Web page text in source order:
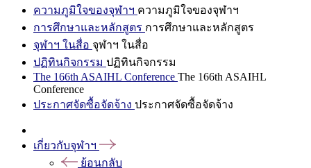
ความภูมิใจของจุฬาฯ ความภูมิใจของจุฬาฯ
การศึกษาและหลักสูตร การศึกษาและหลักสูตร
จุฬาฯ ในสื่อ จุฬาฯ ในสื่อ
ปฏิทินกิจกรรม ปฏิทินกิจกรรม
The 166th ASAIHL Conference The 166th ASAIHL
Conference
ประกาศจัดซื้อจัดจ้าง ประกาศจัดซื้อจัดจ้าง
เกี่ยวกับจุฬาฯ
ย้อนกลับ